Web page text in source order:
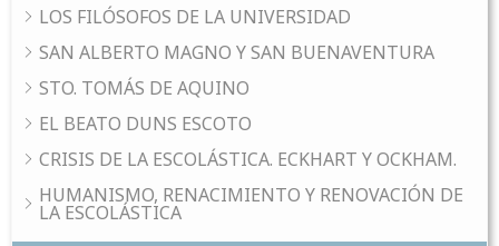
LOS FILÓSOFOS DE LA UNIVERSIDAD
SAN ALBERTO MAGNO Y SAN BUENAVENTURA
STO. TOMÁS DE AQUINO
EL BEATO DUNS ESCOTO
CRISIS DE LA ESCOLÁSTICA. ECKHART Y OCKHAM.
HUMANISMO, RENACIMIENTO Y RENOVACIÓN DE
LA ESCOLÁSTICA